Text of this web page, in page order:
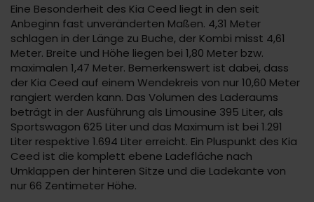
Eine Besonderheit des Kia Ceed liegt in den seit
Anbeginn fast unveränderten Maßen. 4,31 Meter
schlagen in der Länge zu Buche, der Kombi misst 4,61
Meter. Breite und Höhe liegen bei 1,80 Meter bzw.
maximalen 1,47 Meter. Bemerkenswert ist dabei, dass
der Kia Ceed auf einem Wendekreis von nur 10,60 Meter
rangiert werden kann. Das Volumen des Laderaums
beträgt in der Ausführung als Limousine 395 Liter, als
Sportswagon 625 Liter und das Maximum ist bei 1.291
Liter respektive 1.694 Liter erreicht. Ein Pluspunkt des Kia
Ceed ist die komplett ebene Ladefläche nach
Umklappen der hinteren Sitze und die Ladekante von
nur 66 Zentimeter Höhe.